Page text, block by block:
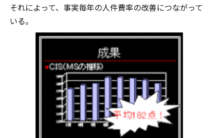
それによって、事実毎年の人件費率の改善につながって
いる。